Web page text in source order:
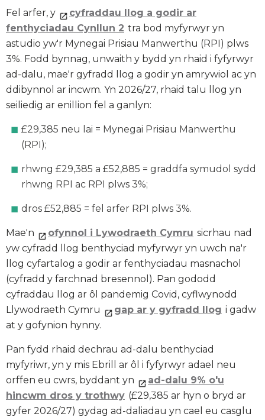
Fel arfer, y
cyfraddau llog a godir ar
fenthyciadau Cynllun 2 tra bod myfyrwyr yn
astudio yw'r Mynegai Prisiau Manwerthu (RPI) plws
3%. Fodd bynnag, unwaith y bydd yn rhaid i fyfyrwyr
ad-dalu, mae'r gyfradd llog a godir yn amrywiol ac yn
ddibynnol ar incwm. Yn 2026/27, rhaid talu llog yn
seiliedig ar enillion fel a ganlyn:
£29,385 neu lai = Mynegai Prisiau Manwerthu
(RPI);
rhwng £29,385 a £52,885 = graddfa symudol sydd
rhwng RPI ac RPI plws 3%;
dros £52,885 = fel arfer RPI plws 3%.
Mae'n ofynnol i Lywodraeth Cymru sicrhau nad
yw cyfradd llog benthyciad myfyrwyr yn uwch na'r
llog cyfartalog a godir ar fenthyciadau masnachol
(cyfradd y farchnad bresennol). Pan gododd
cyfraddau llog ar ôl pandemig Covid, cyflwynodd
Llywodraeth Cymru
gap ar y gyfradd llog i gadw
at y gofynion hynny.
Pan fydd rhaid dechrau ad-dalu benthyciad
myfyriwr, yn y mis Ebrill ar ôl i fyfyrwyr adael neu
orffen eu cwrs, byddant yn
ad-dalu 9% o'u
hincwm dros y trothwy (£29,385 ar hyn o bryd ar
gyfer 2026/27) gydag ad-daliadau yn cael eu casglu